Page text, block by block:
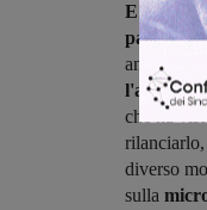
E poi ci
passare
ancora
che ha
diverso
sulla